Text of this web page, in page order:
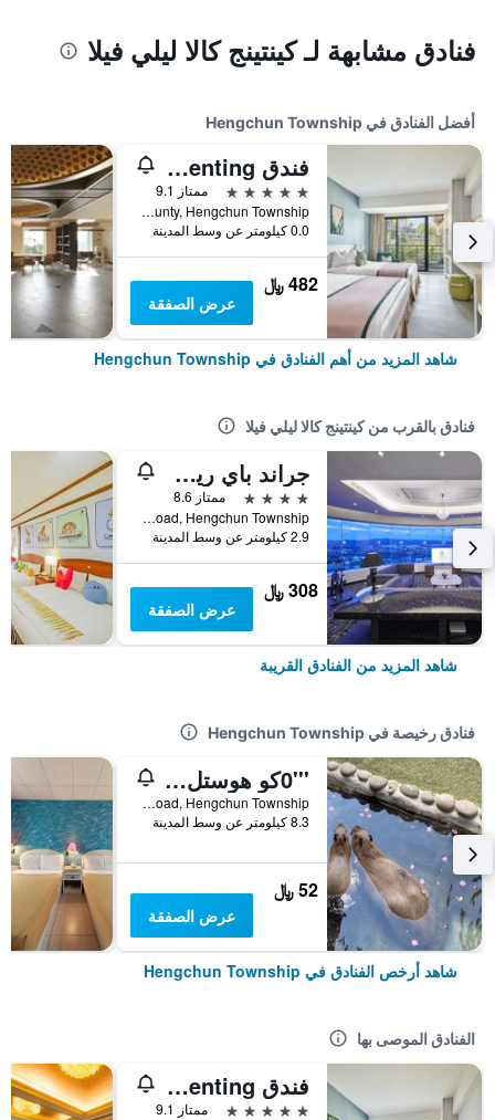
فنادق مشابهة لـ كينتينج كالا ليلي فيلا
أفضل الفنادق في Hengchun Township
فندق Caesar Park Kenting
5 نجوم
ممتاز 9.1
No. 6 Kenting Road, Hengchun Town, Pingtung County, Hengchun Township, تايوان
0.0 كيلومتر عن وسط المدينة
482 ﷼
عرض الصفقة
شاهد المزيد من أهم الفنادق في Hengchun Township
فنادق بالقرب من كينتينج كالا ليلي فيلا
جراند باي ريزورت
4 نجوم
ممتاز 8.6
No. 998, Henggong Road, Hengchun Township, تايوان
2.9 كيلومتر عن وسط المدينة
308 ﷼
عرض الصفقة
شاهد المزيد من الفنادق القريبة
فنادق رخيصة في Hengchun Township
'''0كو هوستل 4 4444
No. 195, Kenting Road, Hengchun Township, تايوان
8.3 كيلومتر عن وسط المدينة
52 ﷼
عرض الصفقة
شاهد أرخص الفنادق في Hengchun Township
الفنادق الموصى بها
فندق Caesar Park Kenting
5 نجوم
ممتاز 9.1